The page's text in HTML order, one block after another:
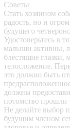
Советы
Стать хозяином
радость, но и
будущего
Удостоверьтесь в
малыши активны,
блестящие глазки,
телосложение.
это должно быть
должны
потомство прошли
Не делайте выбор
будущим членом